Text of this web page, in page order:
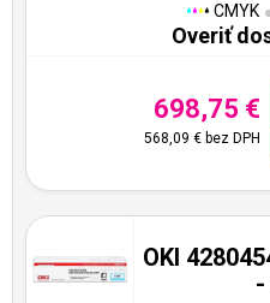
CMYK
Overiť
698,75 €
568,09 €bez DPH
OKI
-